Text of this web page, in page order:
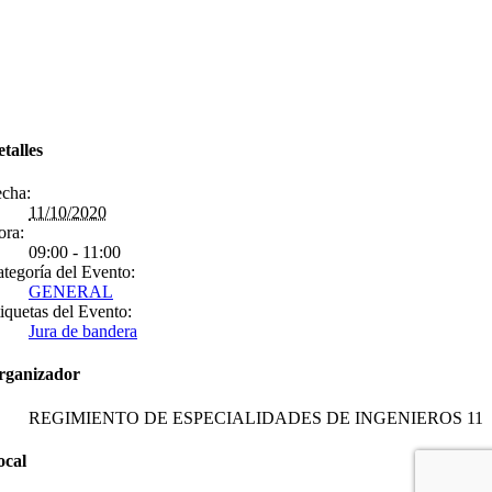
11/10/2020
09:00 - 11:00
del Evento:
GENERAL
del Evento:
Jura de bandera
REGIMIENTO DE ESPECIALIDADES DE INGENIEROS 11